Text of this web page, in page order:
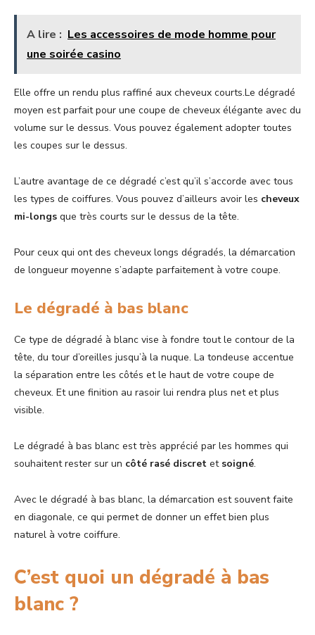
A lire : Les accessoires de mode homme pour
une soirée casino
Elle offre un rendu plus raffiné aux cheveux courts.Le dégradé
moyen est parfait pour une coupe de cheveux élégante avec du
volume sur le dessus. Vous pouvez également adopter toutes
les coupes sur le dessus.
L’autre avantage de ce dégradé c’est qu’il s’accorde avec tous
les types de coiffures. Vous pouvez d’ailleurs avoir les cheveux
mi-longs que très courts sur le dessus de la tête.
Pour ceux qui ont des cheveux longs dégradés, la démarcation
de longueur moyenne s’adapte parfaitement à votre coupe.
Le dégradé à bas blanc
Ce type de dégradé à blanc vise à fondre tout le contour de la
tête, du tour d’oreilles jusqu’à la nuque. La tondeuse accentue
la séparation entre les côtés et le haut de votre coupe de
cheveux. Et une finition au rasoir lui rendra plus net et plus
visible.
Le dégradé à bas blanc est très apprécié par les hommes qui
souhaitent rester sur un côté rasé discret et soigné.
Avec le dégradé à bas blanc, la démarcation est souvent faite
en diagonale, ce qui permet de donner un effet bien plus
naturel à votre coiffure.
C’est quoi un dégradé à bas
blanc ?